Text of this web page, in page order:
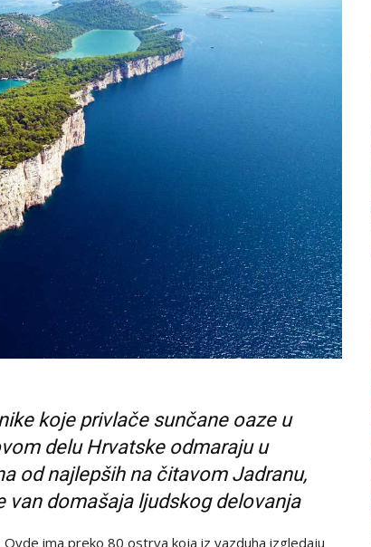
koje privlače sunčane oaze u
delu Hrvatske odmaraju u
od najlepših na čitavom Jadranu,
van domašaja ljudskog delovanja
ima preko 80 ostrva koja iz vazduha izgledaju